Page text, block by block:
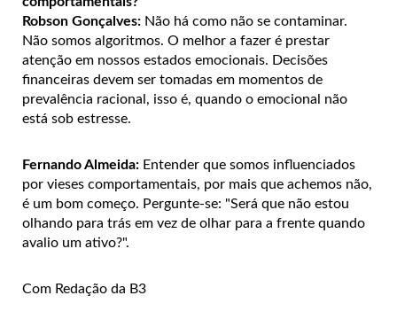
Robson Gonçalves: Não há como não se contaminar.
Não somos algoritmos. O melhor a fazer é prestar
atenção em nossos estados emocionais. Decisões
financeiras devem ser tomadas em momentos de
prevalência racional, isso é, quando o emocional não
está sob estresse.
Fernando Almeida: Entender que somos influenciados
por vieses comportamentais, por mais que achemos não,
é um bom começo. Pergunte-se: "Será que não estou
olhando para trás em vez de olhar para a frente quando
avalio um ativo?".
Com Redação da B3